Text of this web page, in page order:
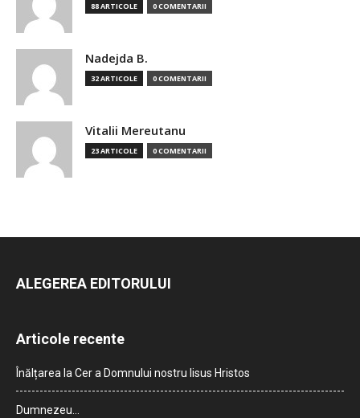
88 ARTICOLE 0 COMENTARII
Nadejda B.
32 ARTICOLE 0 COMENTARII
Vitalii Mereutanu
23 ARTICOLE 0 COMENTARII
ALEGEREA EDITORULUI
Articole recente
Înălțarea la Cer a Domnului nostru Iisus Hristos
Dumnezeu…